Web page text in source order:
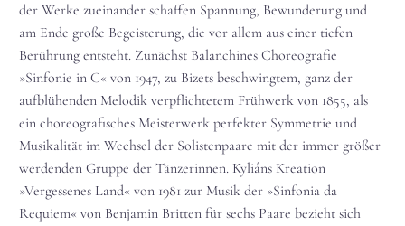
der Werke zueinander schaffen Spannung, Bewunderung und
am Ende große Begeisterung, die vor allem aus einer tiefen
Berührung entsteht. Zunächst Balanchines Choreografie
»Sinfonie in C« von 1947, zu Bizets beschwingtem, ganz der
aufblühenden Melodik verpflichtetem Frühwerk von 1855, als
ein choreografisches Meisterwerk perfekter Symmetrie und
Musikalität im Wechsel der Solistenpaare mit der immer größer
werdenden Gruppe der Tänzerinnen. Kyliáns Kreation
»Vergessenes Land« von 1981 zur Musik der »Sinfonia da
Requiem« von Benjamin Britten für sechs Paare bezieht sich